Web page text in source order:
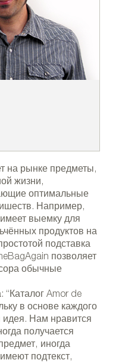
на рынке предметы,
жизни,
оптимальные
Например,
выемку для
продуктов на
подставка
позволяет
обычные
Amor de
в основе каждого
идея. Нам нравится
получается
иногда
подтекст,